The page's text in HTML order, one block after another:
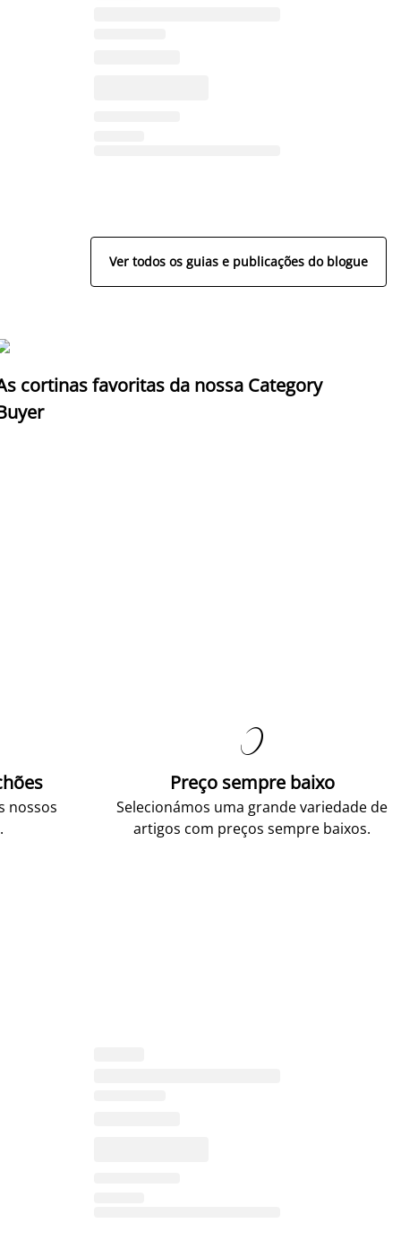
Ver todos os guias e publicações do blogue
cortinas favoritas da nossa Category
nossos

Preço sempre baixo
Selecionámos uma grande variedade de
artigos com preços sempre baixos.